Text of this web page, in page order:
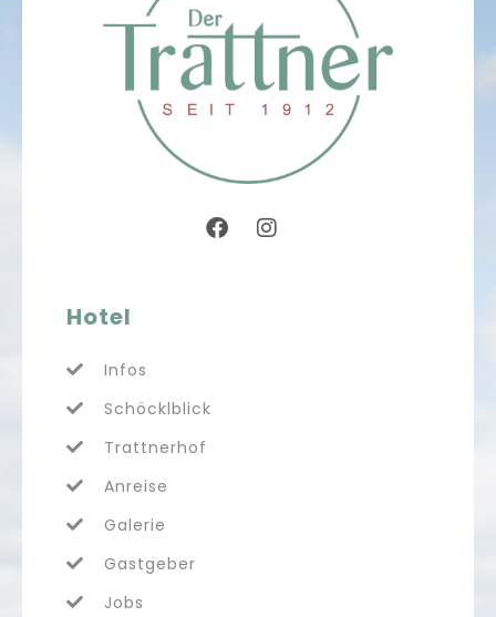
Hotel
Infos
Schöcklblick
Trattnerhof
Anreise
Galerie
Gastgeber
Jobs